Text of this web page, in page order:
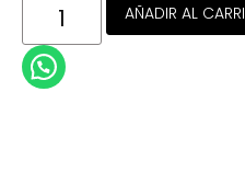
AÑADIR AL